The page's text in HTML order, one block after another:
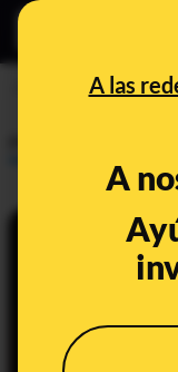
A las
A
El Mundo